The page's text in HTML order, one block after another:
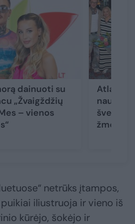
dainuoti su
„Žvaigždžių
– vienos
Atlanta
žmonių
netrūks įtampos,
iliustruoja ir vieno iš
kūrėjo, šokėjo ir